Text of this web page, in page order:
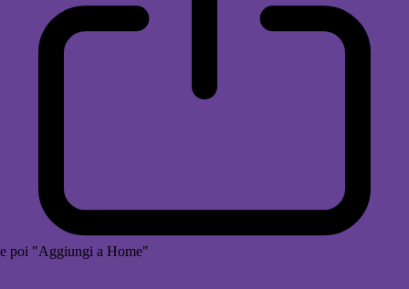
e poi "Aggiungi a Home"